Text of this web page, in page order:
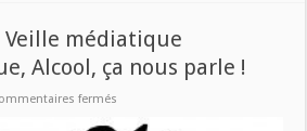
Veille médiatique
Alcool, ça nous parle !
fermés